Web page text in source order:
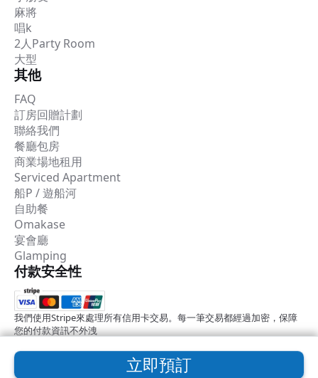
立即預訂
麻將
唱k
2人Party Room
大型
其他
FAQ
訂房回贈計劃
聯絡我們
餐廳包房
商業場地租用
Serviced Apartment
船P / 遊船河
自助餐
Omakase
宴會廳
Glamping
付款安全性
我們使用Stripe來處理所有信用卡交易。每一筆交易都經過加密，保障
您的付款資訊不外洩
2026 © Common Room預約平台使用條款